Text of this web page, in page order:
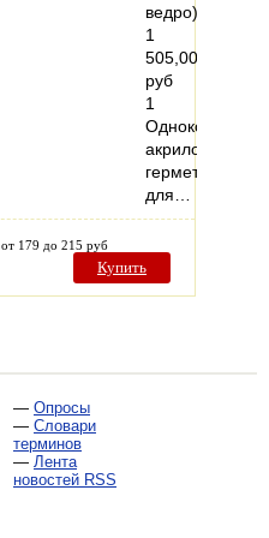
ведро)
1
505,00
руб
1
акриловый
герметик
для…
от 179 до 215 руб
Купить
— Опросы
— Словари
терминов
— Лента
новостей RSS